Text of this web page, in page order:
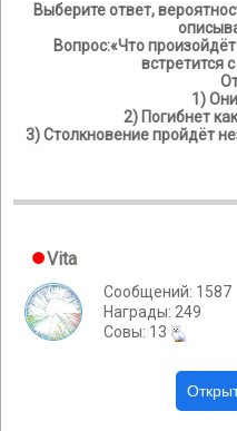
Выберите ответ,
Вопрос:«Что
встретится
1)
2) Погибнет
3) Столкновение пройдёт
Vita
Сообщений: 1587
Награды: 249
Cовы: 13